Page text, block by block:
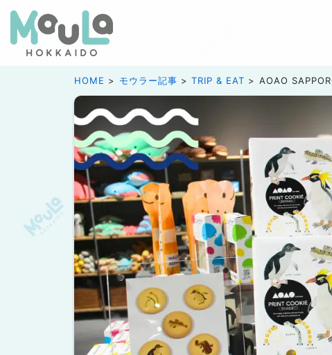
HOME モウラー記事 TRIP & EAT AOAO